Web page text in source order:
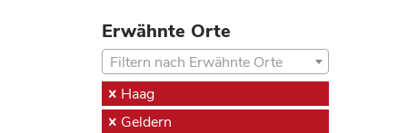
Erwähnte Orte
Filtern nach Erwähnte Orte
Haag
Geldern